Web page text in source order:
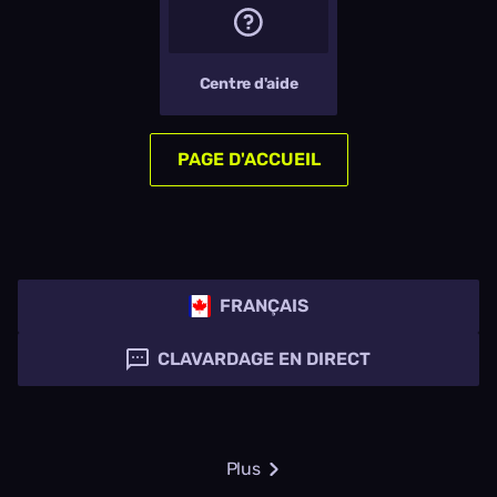
Centre d'aide
PAGE D'ACCUEIL
FRANÇAIS
CLAVARDAGE EN DIRECT
Plus